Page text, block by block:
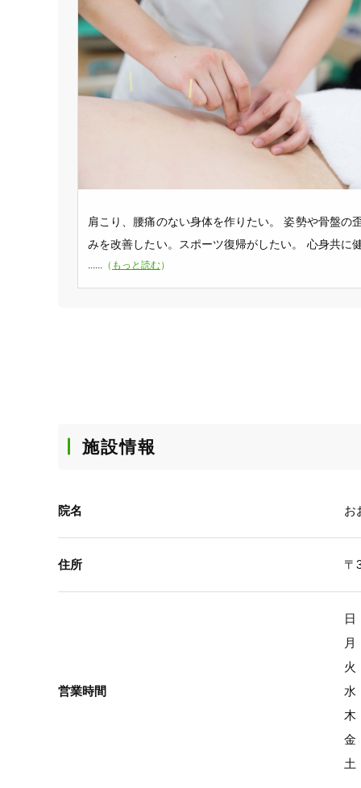
肩こり、腰痛のない身体を作りたい。 姿勢や骨盤の
みを改善したい。スポーツ復帰がしたい。 心身共に
康でいたい。など患者様の目標や目的に合わせて治
をご提案いたします。 よりよい日常生活が過ごせる
（ もっと読む）
施設情報
院名 お
住所 〒
営業時間
日
月
火
水
木
金
土